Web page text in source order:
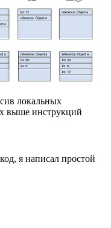
локальных
выше инструкций
я написал простой